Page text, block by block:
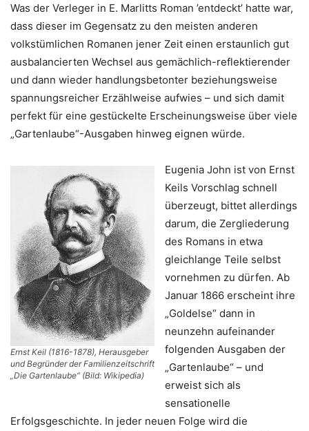
Was der Verleger in E. Marlitts Roman ’entdeckt’ hatte war,
dass dieser im Gegensatz zu den meisten anderen
volkstümlichen Romanen jener Zeit einen erstaunlich gut
ausbalancierten Wechsel aus gemächlich-reflektierender
und dann wieder handlungsbetonter beziehungsweise
spannungsreicher Erzählweise aufwies – und sich damit
perfekt für eine gestückelte Erscheinungsweise über viele
„Gartenlaube“-Ausgaben hinweg eignen würde.
Ernst Keil (1816-1878), Herausgeber
und Begründer der Familienzeitschrift
„Die Gartenlaube“ (Bild: Wikipedia)
Eugenia John ist von Ernst
Keils Vorschlag schnell
überzeugt, bittet allerdings
darum, die Zergliederung
des Romans in etwa
gleichlange Teile selbst
vornehmen zu dürfen. Ab
Januar 1866 erscheint ihre
„Goldelse“ dann in
neunzehn aufeinander
folgenden Ausgaben der
„Gartenlaube“ – und
erweist sich als
sensationelle
Erfolgsgeschichte. In jeder neuen Folge wird die